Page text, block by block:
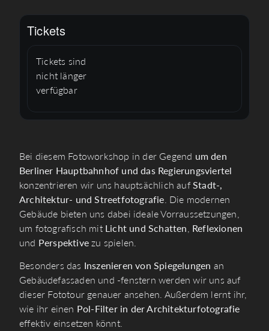
Tickets
Tickets sind
nicht länger
verfügbar
Bei diesem Fotoworkshop in der Gegend um den
Berliner Hauptbahnhof und das Regierungsviertel
konzentrieren wir uns hauptsächlich aufStadt-​,​
Architektur- und Streetfotografie. Die modernen
Gebäude bieten uns dabei ideale Vorraussetzungen​,​
um fotografisch mit Licht und Schatten​,​ Reflexionen
und Perspektivezu spielen.
Besonders das Inszenieren von Spiegelungen an
Gebäudefassaden und -fenstern werden wir uns auf
dieser Fototour genauer ansehen. Außerdem lernt ihr​,​
wie ihr einen Pol-Filter in der Architekturfotografie
effektiv einsetzen könnt.